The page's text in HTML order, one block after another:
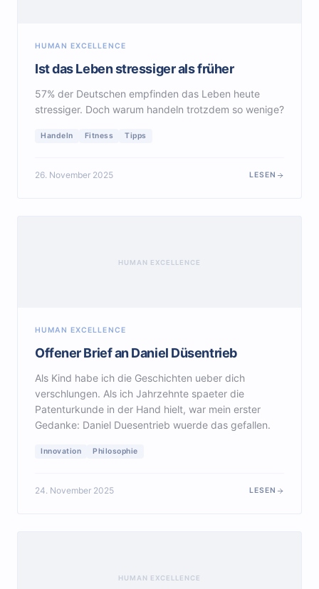
HUMAN EXCELLENCE
Ist das Leben stressiger als früher
57% der Deutschen empfinden das Leben heute
stressiger. Doch warum handeln trotzdem so wenige?
Handeln Fitness Tipps
26. November 2025 LESEN
HUMAN EXCELLENCE
HUMAN EXCELLENCE
Offener Brief an Daniel Düsentrieb
Als Kind habe ich die Geschichten ueber dich
verschlungen. Als ich Jahrzehnte spaeter die
Patenturkunde in der Hand hielt, war mein erster
Gedanke: Daniel Duesentrieb wuerde das gefallen.
Innovation Philosophie
24. November 2025 LESEN
HUMAN EXCELLENCE